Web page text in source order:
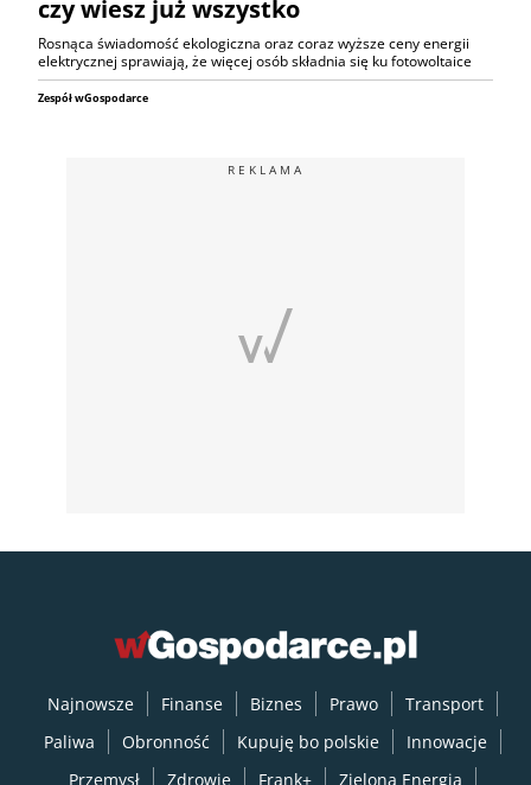
czy wiesz już wszystko
Rosnąca świadomość ekologiczna oraz coraz wyższe ceny energii
elektrycznej sprawiają, że więcej osób składnia się ku fotowoltaice
Zespół wGospodarce
REKLAMA
Najnowsze Finanse Biznes Prawo
Transport
Paliwa
Obronność Kupuję bo polskie
Innowacje
Przemysł
Zdrowie Frank+ Zielona Energia